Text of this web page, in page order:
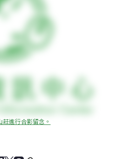
進行合影留念。